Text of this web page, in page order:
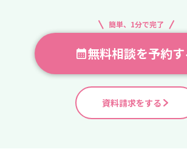
簡単、1分で完了
無料相談を予約す
資料請求をする